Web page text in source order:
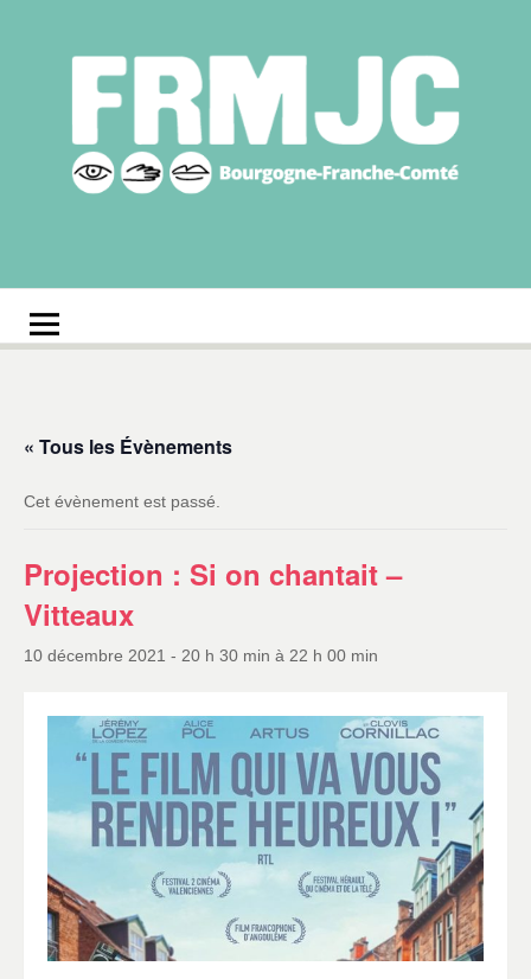
régionale des MJC
Bourgogne-Franche-
« Tous les Évènements
Cet évènement est passé.
Projection : Si on chantait –
Vitteaux
10 décembre 2021 - 20 h 30 min à 22 h 00 min